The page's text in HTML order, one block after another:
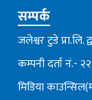
सम्पर्क
जलेश्वर टुडे प्रा.लि.
कम्पनी दर्ता नं.-
मिडिया